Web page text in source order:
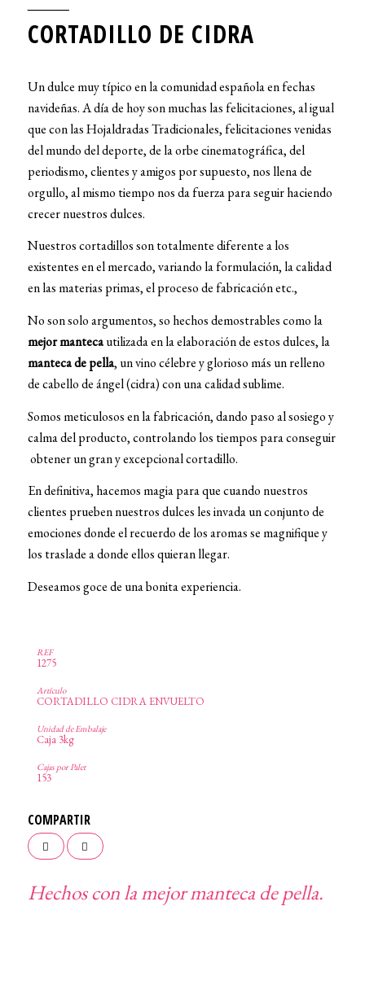
CORTADILLO DE CIDRA
Un dulce muy típico en la comunidad española en fechas
navideñas. A día de hoy son muchas las felicitaciones, al igual
que con las Hojaldradas Tradicionales, felicitaciones venidas
del mundo del deporte, de la orbe cinematográfica, del
periodismo, clientes y amigos por supuesto, nos llena de
orgullo, al mismo tiempo nos da fuerza para seguir haciendo
crecer nuestros dulces.
Nuestros cortadillos son totalmente diferente a los
existentes en el mercado, variando la formulación, la calidad
en las materias primas, el proceso de fabricación etc.,
No son solo argumentos, so hechos demostrables como la
mejor mantecautilizada en la elaboración de estos dulces, la
manteca de pella, un vino célebre y glorioso más un relleno
de cabello de ángel (cidra) con una calidad sublime.
Somos meticulosos en la fabricación, dando paso al sosiego y
calma del producto, controlando los tiempos para conseguir
obtener un gran y excepcional cortadillo.
En definitiva, hacemos magia para que cuando nuestros
clientes prueben nuestros dulces les invada un conjunto de
emociones donde el recuerdo de los aromas se magnifique y
los traslade a donde ellos quieran llegar.
Deseamos goce de una bonita experiencia.
1275
CORTADILLO CIDRA ENVUELTO
Caja 3kg
153
Hechos con la mejor manteca de pella.